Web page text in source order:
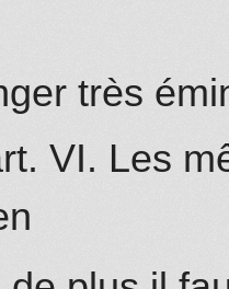
très
VI. Les